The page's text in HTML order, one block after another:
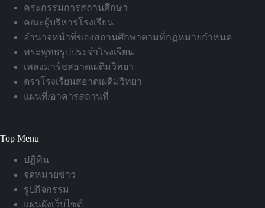
คระกรรมการสถานศึกษา
คณะผู้บริหารโรงเรียน
อำนาจหน้าที่ของสถานศึกษาตามที่กฎหมายกำหนด
พระพุทธรูปประจำโรงเรียน
เพลงมาร์ชสอาดเผดิมวิทยา
ตราโรงเรียนสอาดเผดิมวิทยา
แผนที่/อาคารสถานที่
Top Menu
ปฏิทิน
จดหมายข่าว
รูปกิจกรรม
แผนผังเว็บไซต์